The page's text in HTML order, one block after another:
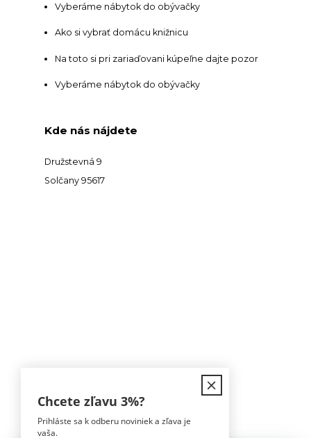
Vyberáme nábytok do obývačky
Ako si vybrať domácu knižnicu
Na toto si pri zariaďovani kúpeľne dajte pozor
Vyberáme nábytok do obývačky
Kde nás nájdete
Družstevná 9
Solčany 95617
Tomáš Hula
Chcete zľavu 3%?
Prihláste sa k odberu noviniek a zľava je
vaša.